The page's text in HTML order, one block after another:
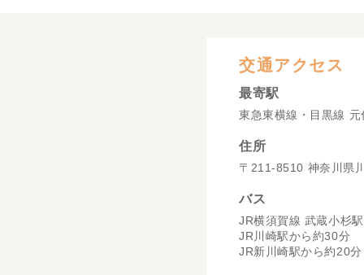
交通アクセス
最寄駅
東急東横線・目黒線
住所
〒211-8510 神奈川県
バス
JR横須賀線 武蔵小杉
JR川崎駅から約30分
JR新川崎駅から約20分